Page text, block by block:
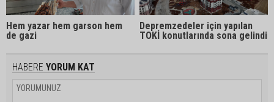
Hem yazar hem garson hem
de gazi
Depremzedeler için yapılan
TOKİ konutlarında sona gelindi
HABERE YORUM KAT